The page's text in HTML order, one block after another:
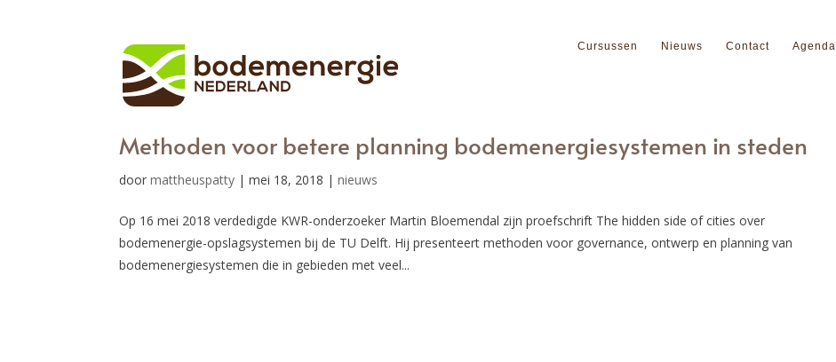
Cursussen Nieuws Contact Agenda
Methoden voor betere planning bodemenergiesystemen in steden
doormattheuspatty |mei 18, 2018 |nieuws
Op 16 mei 2018 verdedigde KWR-onderzoeker Martin Bloemendal zijn proefschrift The hidden side of cities over
bodemenergie-opslagsystemen bij de TU Delft. Hij presenteert methoden voor governance, ontwerp en planning van
bodemenergiesystemen die in gebieden met veel...